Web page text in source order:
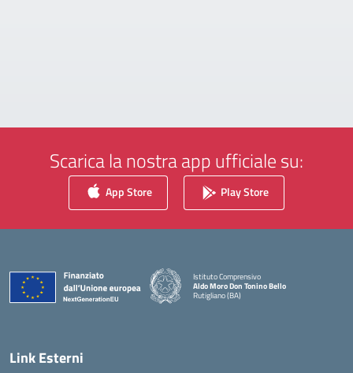
Scarica la nostra app ufficiale su:
App Store Play Store
Istituto Comprensivo
Aldo Moro Don Tonino Bello
Rutigliano (BA)
— Visita la pagina iniziale della scuola
Link Esterni